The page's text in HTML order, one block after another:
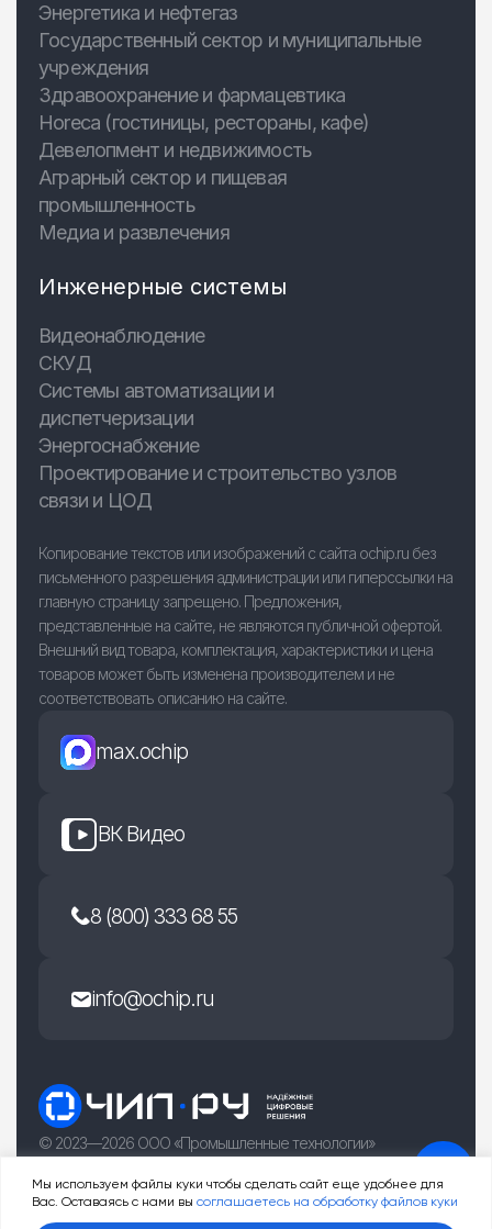
Мы используем файлы куки чтобы сделать сайт еще удобнее для
Вас. Оставаясь с нами вы соглашаетесь на обработку файлов куки
Энергетика и нефтегаз
Государственный сектор и муниципальные
учреждения
Здравоохранение и фармацевтика
Horeca (гостиницы, рестораны, кафе)
Девелопмент и недвижимость
Аграрный сектор и пищевая
промышленность
Медиа и развлечения
Инженерные системы
Видеонаблюдение
СКУД
Системы автоматизации и
диспетчеризации
Энергоснабжение
Проектирование и строительство узлов
связи и ЦОД
Копирование текстов или изображений с сайта ochip.ru без
письменного разрешения администрации или гиперссылки на
главную страницу запрещено. Предложения,
представленные на сайте, не являются публичной офертой.
Внешний вид товара, комплектация, характеристики и цена
товаров может быть изменена производителем и не
соответствовать описанию на сайте.
max.ochip
ВК Видео
8 (800) 333 68 55
info@ochip.ru
© 2023—2026 ООО «Промышленные технологии»